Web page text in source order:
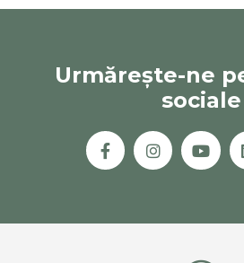
Urmărește-ne
sociale